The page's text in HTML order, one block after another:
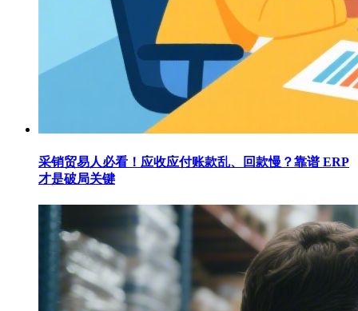
采销贸易人必看！应收应付账款乱、回款慢？靠谱 ERP
才是破局关键